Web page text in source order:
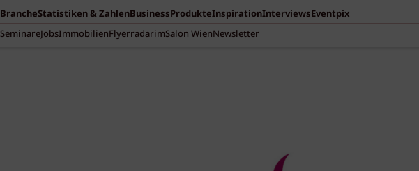
BrancheStatistiken & ZahlenBusinessProdukteInspirationInterviewsEventpix
SeminareJobsImmobilienFlyerradarimSalon WienNewsletter